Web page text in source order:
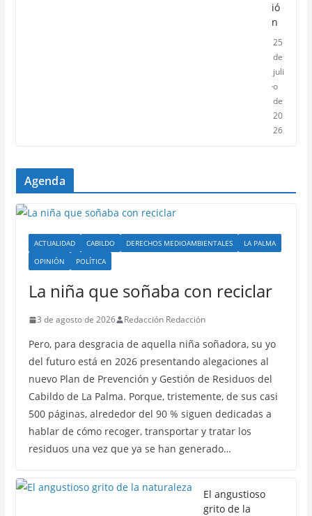
ió
n
25
de
juli
o
de
20
26
Agenda
ACTUALIDAD CABILDO DERECHOS MEDIOAMBIENTALES
LA PALMA
OPINIÓN
POLÍTICA
La niña que soñaba con reciclar
3 de agosto de 2026 Redacción Redacción
Pero, para desgracia de aquella niña soñadora, su yo
del futuro está en 2026 presentando alegaciones al
nuevo Plan de Prevención y Gestión de Residuos del
Cabildo de La Palma. Porque, tristemente, de sus casi
500 páginas, alrededor del 90 % siguen dedicadas a
hablar de cómo recoger, transportar y tratar los
residuos una vez que ya se han generado…
El angustioso
grito de la